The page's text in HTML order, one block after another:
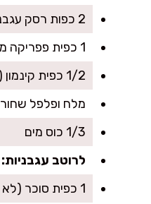
2 כפות רסק עגבניות
1 כפית פפריקה מתוקה
1/2 כפית קינמון (הטעם של מוסקה של סבתא אצלי מתחיל כאן)
מלח ופלפל שחור
1/3 כוס מים
לרוטב עגבניות:
1 כפית סוכר (לא חובה, רק אם העגבניות חומציות)